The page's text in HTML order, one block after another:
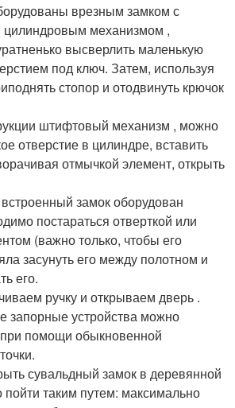
врезным замком с
цилиндровым механизмом ,
высверлить маленькую
под ключ. Затем, используя
стопор и отодвинуть крючок
штифтовый механизм , можно
отверстие в цилиндре, вставить
отмычкой элемент, открыть
замок оборудован
постараться отверткой или
(важно только, чтобы его
засунуть его между полотном и
его.
ручку и открываем дверь .
запорные устройства можно
помощи обыкновенной
сувальдный замок в деревянной
таким путем: максимально